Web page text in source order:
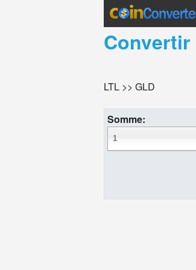
Convertir
LTL >> GLD
Somme: